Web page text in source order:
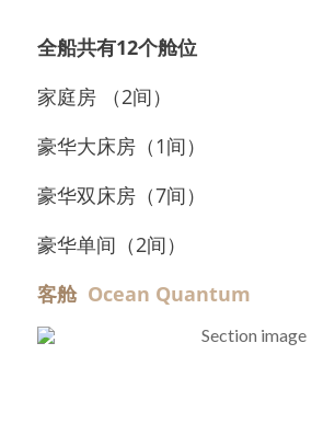
全船共有12个舱位
家庭房 （2间）
豪华大床房（1间）
豪华双床房（7间）
豪华单间（2间）
客舱 Ocean Quantum